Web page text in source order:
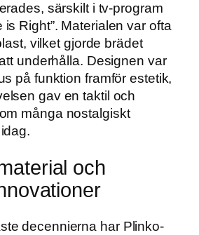
särskilt i tv-program
is Right”. Materialen var ofta
vilket gjorde brädet
underhålla. Designen var
på funktion framför estetik,
gav en taktil och
många nostalgiskt
och
decennierna har Plinko-